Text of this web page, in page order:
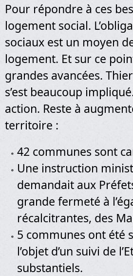
Pour répondre à ces
logement social.
sociaux est un moyen
logement. Et sur ce
grandes avancées.
s’est beaucoup
action. Reste à
territoire :
42 communes sont
Une instruction
demandait aux
grande fermeté à
récalcitrantes, des
5 communes ont été
l’objet d’un suivi de
substantiels.